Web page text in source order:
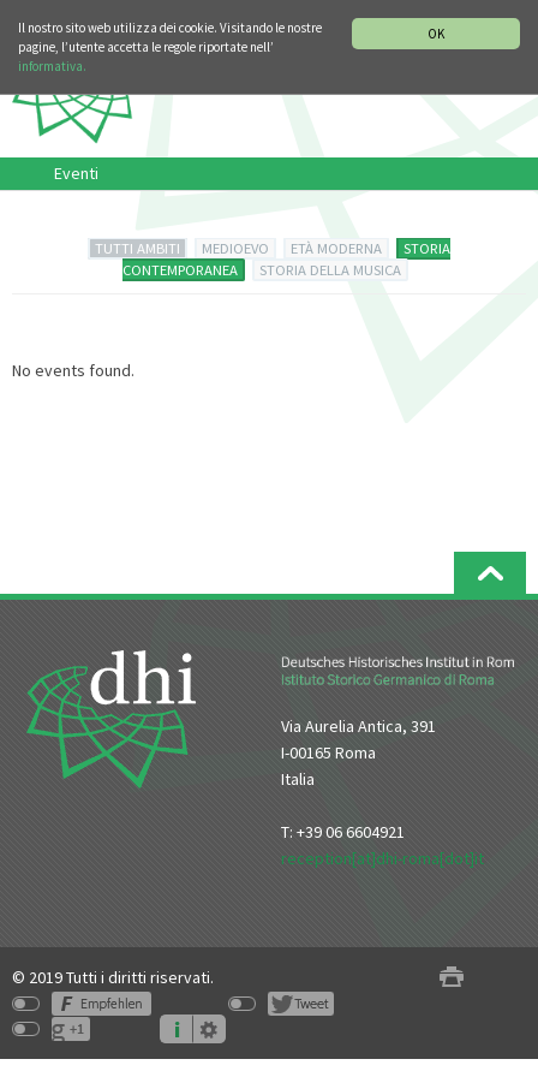
OK
Il nostro sito web utilizza dei cookie. Visitando le nostre
pagine, l’utente accetta le regole riportate nell’
informativa.
Eventi
TUTTI AMBITI MEDIOEVO ETÀ MODERNA
STORIA
CONTEMPORANEA
STORIA DELLA MUSICA
No events found.
Via Aurelia Antica, 391
I-00165 Roma
Italia
T: +39 06 6604921
reception[at]dhi-roma[dot]it
© 2019 Tutti i diritti riservati.